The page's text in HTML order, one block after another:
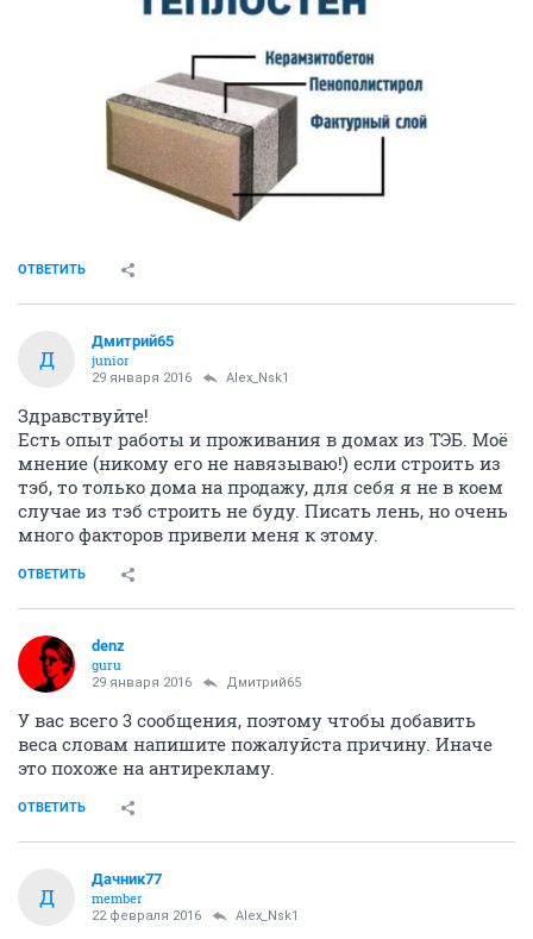
ОТВЕТИТЬ
Д
Дмитрий65
junior
29 января 2016 Alex_Nsk1
Здравствуйте!
Есть опыт работы и проживания в домах из ТЭБ. Моё
мнение (никому его не навязываю!) если строить из
тэб, то только дома на продажу, для себя я не в коем
случае из тэб строить не буду. Писать лень, но очень
много факторов привели меня к этому.
ОТВЕТИТЬ
denz
guru
29 января 2016 Дмитрий65
У вас всего 3 сообщения, поэтому чтобы добавить
веса словам напишите пожалуйста причину. Иначе
это похоже на антирекламу.
ОТВЕТИТЬ
Д
Дачник77
member
22 февраля 2016 Alex_Nsk1